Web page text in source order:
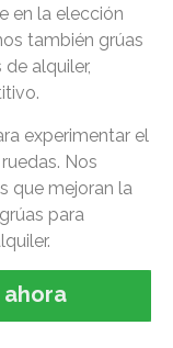
en la elección
también grúas
alquiler,
experimentar el
Nos
que mejoran la
para